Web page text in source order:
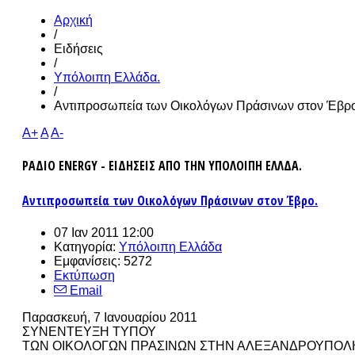
Αρχική
/
Ειδήσεις
/
Υπόλοιπη Ελλάδα.
/
Αντιπροσωπεία των Οικολόγων Πράσινων στον
A+AA-
ΡΑΔΙΟ ENERGY - ΕΙΔΗΣΕΙΣ ΑΠΟ ΤΗΝ ΥΠΟΛΟΙΠΗ ΕΛΛΔΑ.
Αντιπροσωπεία των Οικολόγων Πράσινων στον Έβρο.
07 Ιαν 2011 12:00
Κατηγορία: Υπόλοιπη Ελλάδα
Εμφανίσεις: 5272
Εκτύπωση
Email
Παρασκευή, 7 Ιανουαρίου 2011
ΣΥΝΕΝΤΕΥΞΗ ΤΥΠΟΥ
ΤΩΝ ΟΙΚΟΛΟΓΩΝ ΠΡΑΣΙΝΩΝ ΣΤΗΝ